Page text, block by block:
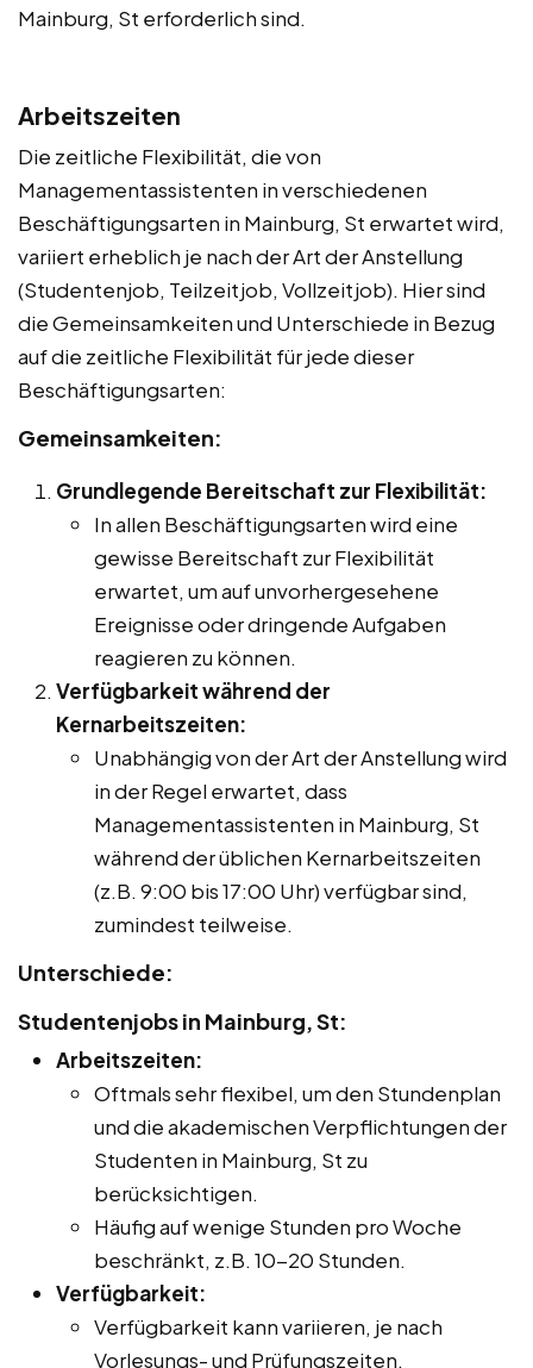
Mainburg, St erforderlich sind.
Arbeitszeiten
Die zeitliche Flexibilität, die von
Managementassistenten in verschiedenen
Beschäftigungsarten in Mainburg, St erwartet wird,
variiert erheblich je nach der Art der Anstellung
(Studentenjob, Teilzeitjob, Vollzeitjob). Hier sind
die Gemeinsamkeiten und Unterschiede in Bezug
auf die zeitliche Flexibilität für jede dieser
Beschäftigungsarten:
Gemeinsamkeiten:
Grundlegende Bereitschaft zur Flexibilität:
In allen Beschäftigungsarten wird eine
gewisse Bereitschaft zur Flexibilität
erwartet, um auf unvorhergesehene
Ereignisse oder dringende Aufgaben
reagieren zu können.
Verfügbarkeit während der
Kernarbeitszeiten:
Unabhängig von der Art der Anstellung wird
in der Regel erwartet, dass
Managementassistenten in Mainburg, St
während der üblichen Kernarbeitszeiten
(z.B. 9:00 bis 17:00 Uhr) verfügbar sind,
zumindest teilweise.
Unterschiede:
Studentenjobs in Mainburg, St:
Arbeitszeiten:
Oftmals sehr flexibel, um den Stundenplan
und die akademischen Verpflichtungen der
Studenten in Mainburg, St zu
berücksichtigen.
Häufig auf wenige Stunden pro Woche
beschränkt, z.B. 10-20 Stunden.
Verfügbarkeit:
Verfügbarkeit kann variieren, je nach
Vorlesungs- und Prüfungszeiten.